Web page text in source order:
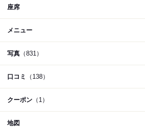
座席
メニュー
写真 （831）
口コミ （138）
クーポン （1）
地図